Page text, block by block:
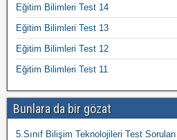
Eğitim Bilimleri Test 14
Eğitim Bilimleri Test 13
Eğitim Bilimleri Test 12
Eğitim Bilimleri Test 11
Bunlara da bir gözat
5.Sınıf Bilişim Teknolojileri Test Soruları